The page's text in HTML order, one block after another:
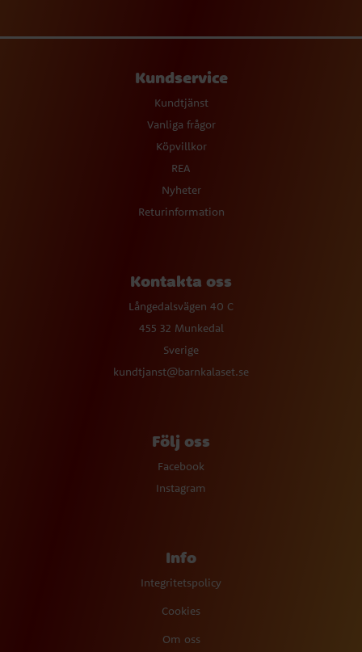
Kundservice
Kundtjänst
Vanliga frågor
Köpvillkor
REA
Nyheter
Returinformation
Kontakta oss
Långedalsvägen 40 C
455 32 Munkedal
Sverige
kundtjanst@barnkalaset.se
Följ oss
Facebook
Instagram
Info
Integritetspolicy
Cookies
Om oss